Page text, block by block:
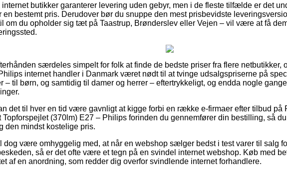
internet butikker garanterer levering uden gebyr, men i de fleste tilfælde er det
en bestemt pris. Derudover bør du snuppe den mest prisbevidste
om du opholder sig tæt på Taastrup, Brønderslev eller Vejen – vil være at få
særdeles simpelt for folk at finde de bedste priser fra flere netbutikker,
internet handler i Danmark været nødt til at tvinge udsalgspriserne på
– til børn, og samtidig til damer og herrer – eftertrykkeligt, og endda nogle
det til hver en tid være gavnligt at kigge forbi en række e-firmaer efter tilbud på
Topforspejlet (370lm) E27 – Philips forinden du gennemfører din bestilling, så
den mindst kostelige pris.
dog være omhyggelig med, at når en webshop sælger bedst i test varer til salg
så er det ofte være et tegn på en svindel internet webshop. Køb med
af en anordning, som redder dig overfor svindlende internet forhandlere.